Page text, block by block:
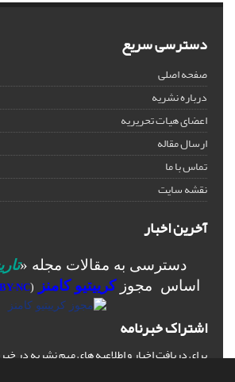
دسترسی سریع
صفحه اصلی
درباره نشریه
اعضای هیات تحریریه
ارسال مقاله
تماس با ما
نقشه سایت
آخرین اخبار
دسترسی به مقالات مجله «
اساس مجوزکرییتیو کامنز (
NC
اشتراک خبرنامه
برای دریافت اخبار و اطلاعیه های مهم نشریه در